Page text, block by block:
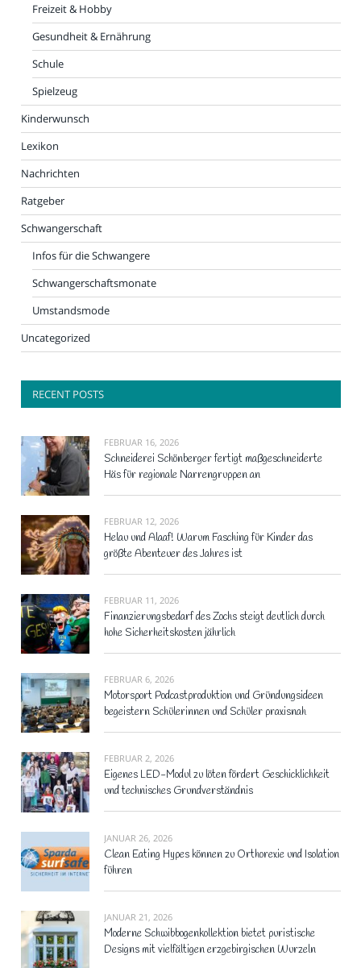
Freizeit & Hobby
Gesundheit & Ernährung
Schule
Spielzeug
Kinderwunsch
Lexikon
Nachrichten
Ratgeber
Schwangerschaft
Infos für die Schwangere
Schwangerschaftsmonate
Umstandsmode
Uncategorized
RECENT POSTS
FEBRUAR 16, 2026
Schneiderei Schönberger fertigt maßgeschneiderte
Häs für regionale Narrengruppen an
FEBRUAR 12, 2026
Helau und Alaaf! Warum Fasching für Kinder das
größte Abenteuer des Jahres ist
FEBRUAR 11, 2026
Finanzierungsbedarf des Zochs steigt deutlich durch
hohe Sicherheitskosten jährlich
FEBRUAR 6, 2026
Motorsport Podcastproduktion und Gründungsideen
begeistern Schülerinnen und Schüler praxisnah
FEBRUAR 2, 2026
Eigenes LED-Modul zu löten fördert Geschicklichkeit
und technisches Grundverständnis
JANUAR 26, 2026
Clean Eating Hypes können zu Orthorexie und Isolation
führen
JANUAR 21, 2026
Moderne Schwibbogenkollektion bietet puristische
Designs mit vielfältigen erzgebirgischen Wurzeln